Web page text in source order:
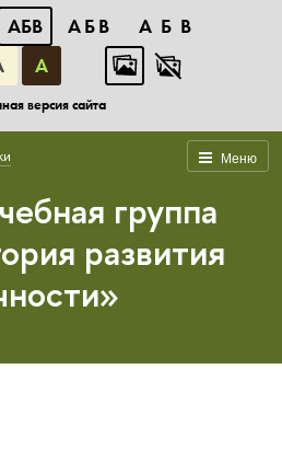
АБВ АБВ
АБВ
А
версия сайта
Меню
группа
развития